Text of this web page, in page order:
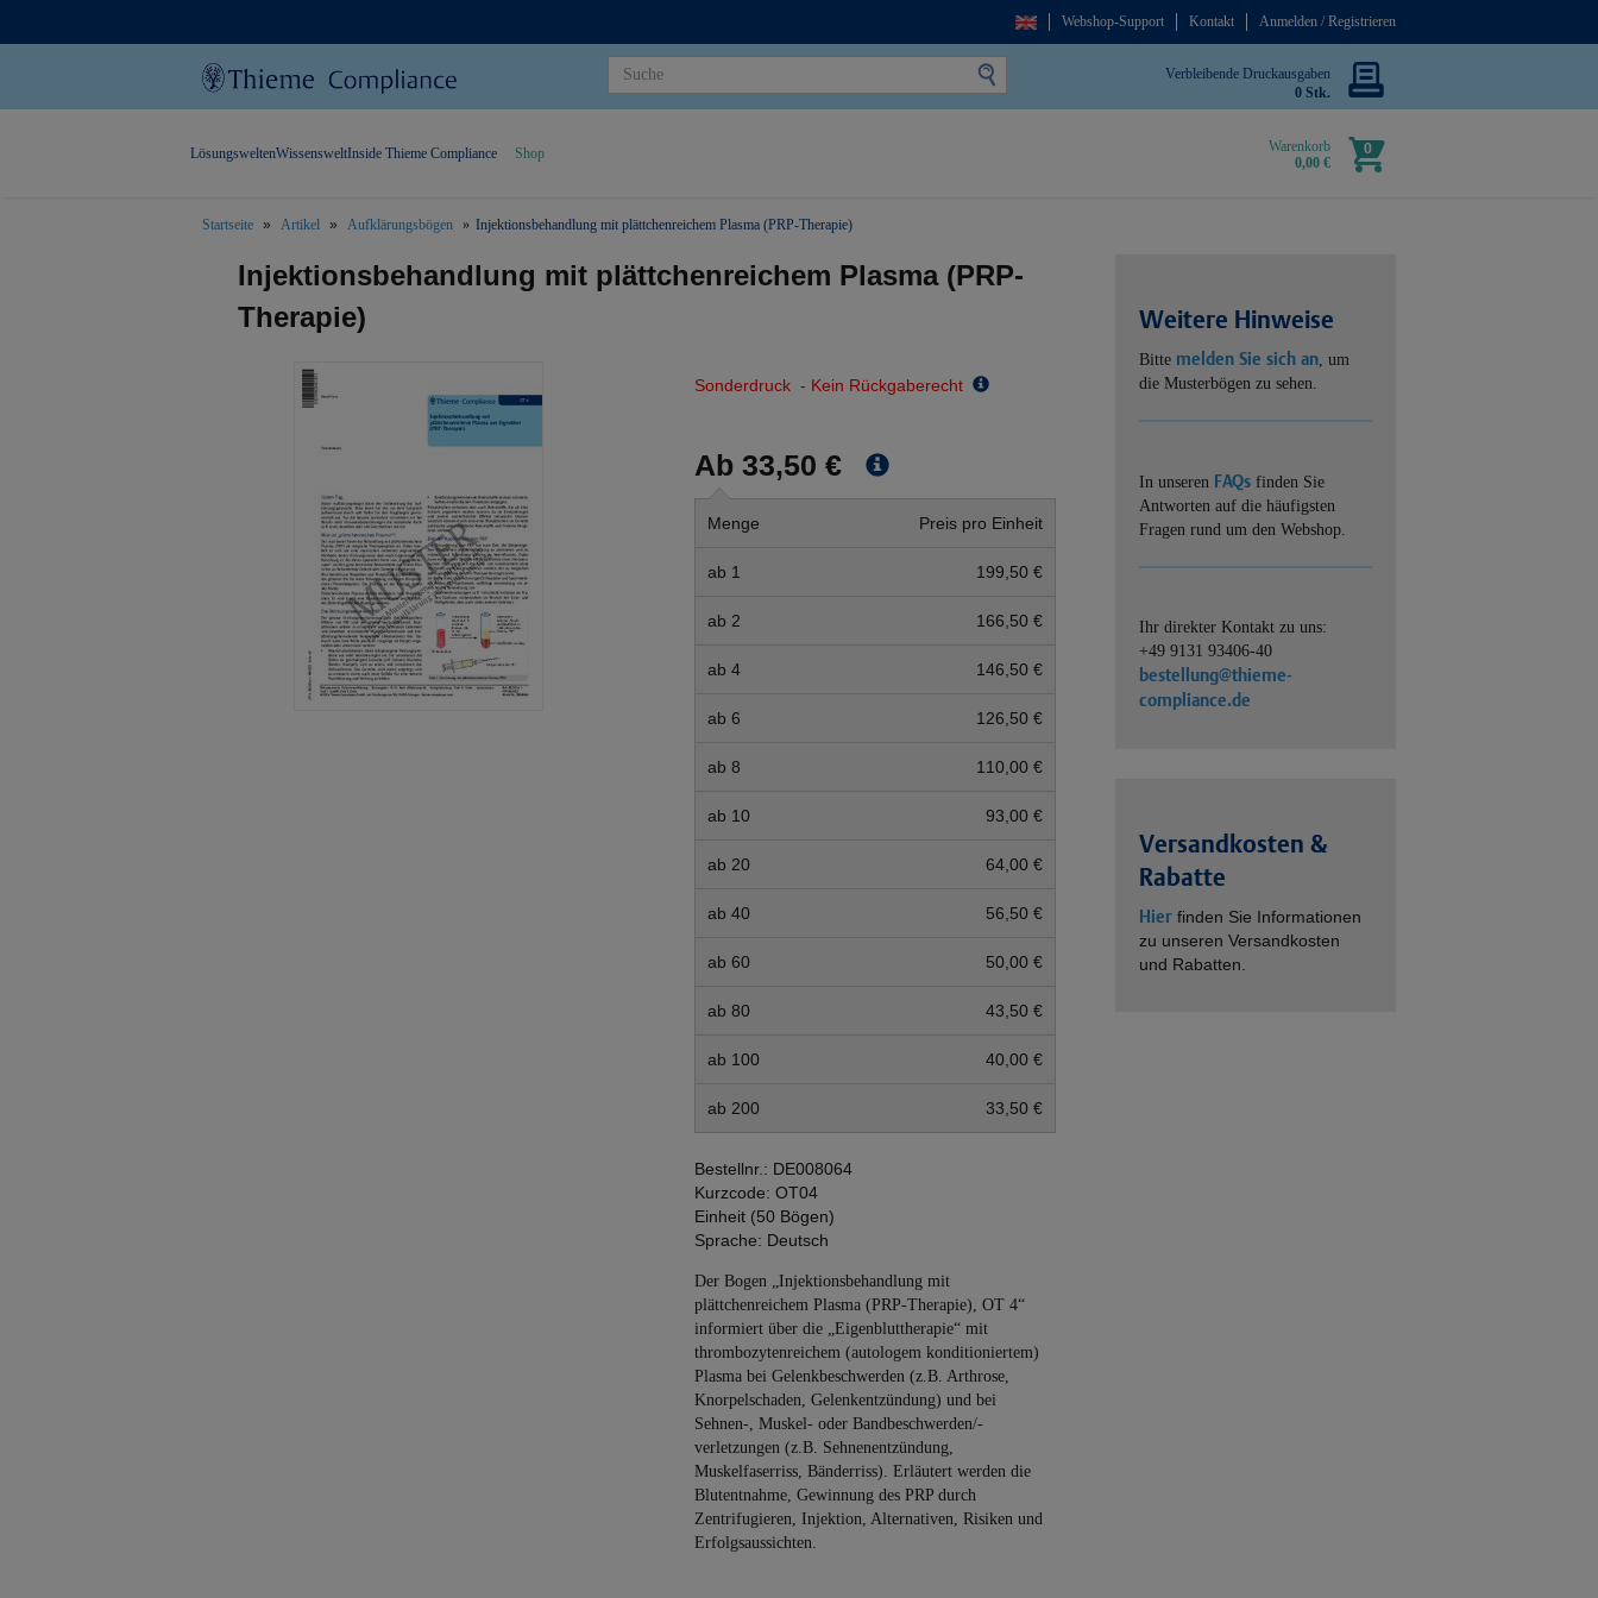
Webshop-Support Kontakt Anmelden / Registrieren
Verbleibende Druckausgaben
0 Stk.
Warenkorb
0,00 €
0
LösungsweltenWissensweltInside Thieme Compliance Shop
Startseite Artikel Aufklärungsbögen Injektionsbehandlung mit plättchenreichem Plasma (PRP-Therapie)
Injektionsbehandlung mit plättchenreichem Plasma (PRP-
Therapie)
Sonderdruck - Kein Rückgaberecht
Ab 33,50 €
Menge Preis pro Einheit
ab 1 199,50 €
ab 2 166,50 €
ab 4 146,50 €
ab 6 126,50 €
ab 8 110,00 €
ab 10 93,00 €
ab 20 64,00 €
ab 40 56,50 €
ab 60 50,00 €
ab 80 43,50 €
ab 100 40,00 €
ab 200 33,50 €
Bestellnr.: DE008064
Kurzcode: OT04
Einheit (50 Bögen)
Sprache: Deutsch
Der Bogen „Injektionsbehandlung mit
plättchenreichem Plasma (PRP-Therapie), OT 4“
informiert über die „Eigenbluttherapie“ mit
thrombozytenreichem (autologem konditioniertem)
Plasma bei Gelenkbeschwerden (z.B. Arthrose,
Knorpelschaden, Gelenkentzündung) und bei
Sehnen-, Muskel- oder Bandbeschwerden/-
verletzungen (z.B. Sehnenentzündung,
Muskelfaserriss, Bänderriss). Erläutert werden die
Blutentnahme, Gewinnung des PRP durch
Zentrifugieren, Injektion, Alternativen, Risiken und
Erfolgsaussichten.
Weitere Hinweise
Bitte melden Sie sich an, um
die Musterbögen zu sehen.
In unseren FAQs finden Sie
Antworten auf die häufigsten
Fragen rund um den Webshop.
Ihr direkter Kontakt zu uns:
+49 9131 93406-40
bestellung@thieme-
compliance.de
Versandkosten &
Rabatte
Hier finden Sie Informationen
zu unseren Versandkosten
und Rabatten.